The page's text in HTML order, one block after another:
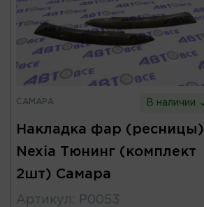
САМАРА В наличии
Накладка фар (ресницы)
Nexia Тюнинг (комплект
2шт) Самара
Артикул : Р0053